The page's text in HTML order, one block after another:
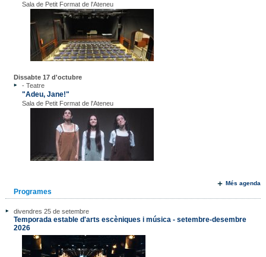
Sala de Petit Format de l'Ateneu
Dissabte 17 d'octubre
- Teatre
"Adeu, Jane!"
Sala de Petit Format de l'Ateneu
Més agenda
Programes
divendres 25 de setembre
Temporada estable d'arts escèniques i música - setembre-desembre
2026